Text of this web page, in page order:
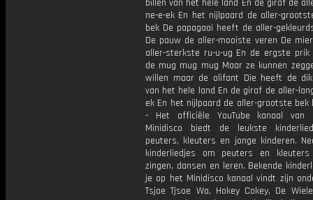
billen van het hele land En de giraf de
ne-e-ek En het nijlpaard de aller-
bek De papagaai heeft de aller-
De pauw de aller-mooiste veren De
aller-sterkste ru-u-ug En de ergste prik
de mug mug mug Maar ze kunnen
willen maar de olifant Die heeft de
van het hele land En de giraf de aller-
ek En het nijlpaard de aller-grootste bek
- Het officiële YouTube kanaal van
Minidisco biedt de leukste
peuters, kleuters en jonge kinderen.
kinderliedjes om peuters en
zingen, dansen en leren. Bekende
je op het Minidisco kanaal vindt zijn
Tsjoe Tjsoe Wa, Hokey Cokey, De